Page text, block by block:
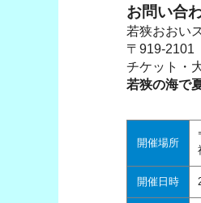
お問い合
若狭おおい
〒919-
チケット・
若狭の海で
開催場所
開催日時